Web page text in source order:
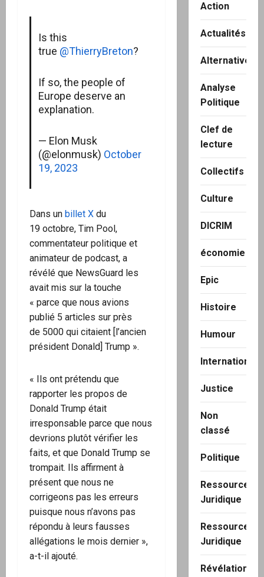
Is this
true @ThierryBreton?
If so, the people of
Europe deserve an
explanation.
— Elon Musk
(@elonmusk) October
19, 2023
Dans un billet X du
19 octobre, Tim Pool,
commentateur politique et
animateur de podcast, a
révélé que NewsGuard les
avait mis sur la touche
« parce que nous avions
publié 5 articles sur près
de 5000 qui citaient [l’ancien
président Donald] Trump ».
« Ils ont prétendu que
rapporter les propos de
Donald Trump était
irresponsable parce que nous
devrions plutôt vérifier les
faits, et que Donald Trump se
trompait. Ils affirment à
présent que nous ne
corrigeons pas les erreurs
puisque nous n’avons pas
répondu à leurs fausses
allégations le mois dernier »,
a-t-il ajouté.
Action
Actualités
Alternatives
Analyse
Politique
Clef de
lecture
Collectifs
Culture
DICRIM
économie
Epic
Histoire
Humour
International
Justice
Non
classé
Politique
Ressource
Juridique
Ressource
Juridique
Révélation